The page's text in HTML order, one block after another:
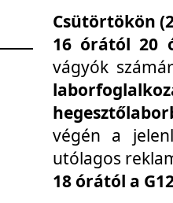
Csütörtökön
16 órától 20
vágyók
végén a
utólagos
18 órától a